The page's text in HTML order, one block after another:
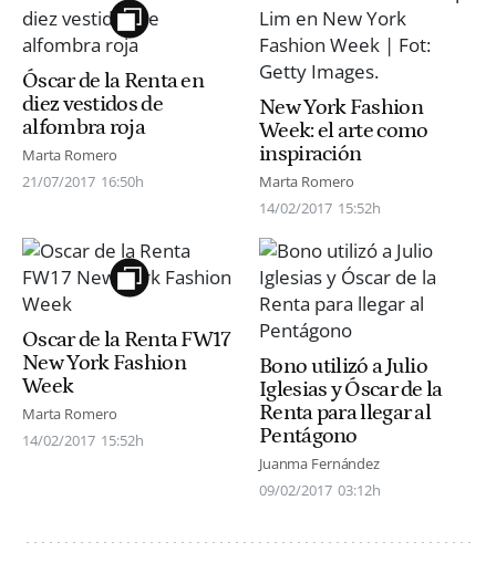
Óscar de la Renta en
diez vestidos de
alfombra roja
Marta Romero
21/07/2017 16:50h
New York Fashion
Week: el arte como
inspiración
Marta Romero
14/02/2017 15:52h
Oscar de la Renta FW17
New York Fashion
Week
Marta Romero
14/02/2017 15:52h
Bono utilizó a Julio
Iglesias y Óscar de la
Renta para llegar al
Pentágono
Juanma Fernández
09/02/2017 03:12h